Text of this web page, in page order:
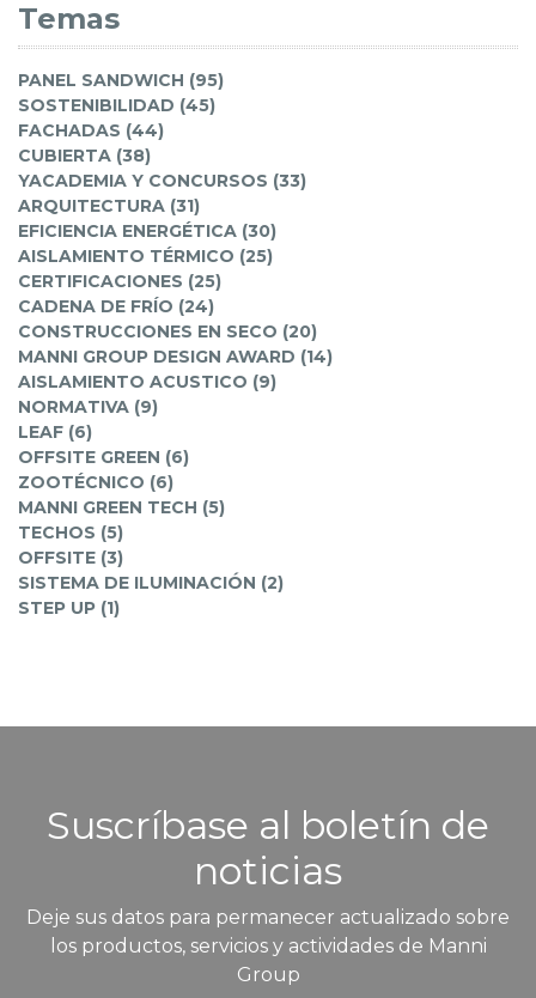
Temas
PANEL SANDWICH (95)
SOSTENIBILIDAD (45)
FACHADAS (44)
CUBIERTA (38)
YACADEMIA Y CONCURSOS (33)
ARQUITECTURA (31)
EFICIENCIA ENERGÉTICA (30)
AISLAMIENTO TÉRMICO (25)
CERTIFICACIONES (25)
CADENA DE FRÍO (24)
CONSTRUCCIONES EN SECO (20)
MANNI GROUP DESIGN AWARD (14)
AISLAMIENTO ACUSTICO (9)
NORMATIVA (9)
LEAF (6)
OFFSITE GREEN (6)
ZOOTÉCNICO (6)
MANNI GREEN TECH (5)
TECHOS (5)
OFFSITE (3)
SISTEMA DE ILUMINACIÓN (2)
STEP UP (1)
Suscríbase al boletín de
noticias
Deje sus datos para permanecer actualizado sobre
los productos, servicios y actividades de Manni
Group